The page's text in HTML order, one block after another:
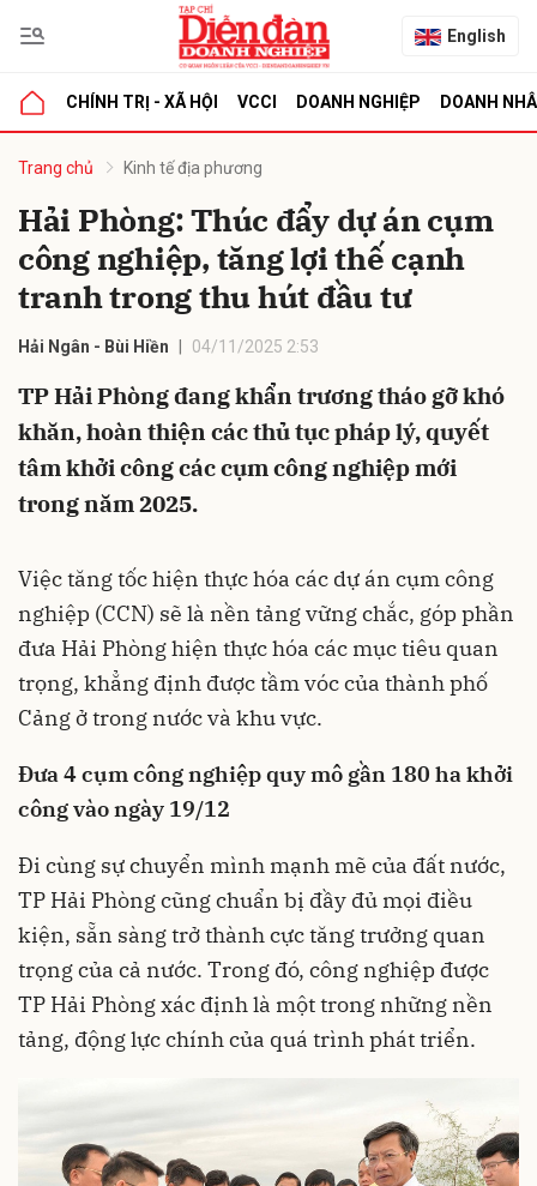
English
CHÍNH TRỊ - XÃ HỘI VCCI DOANH NGHIỆP DOANH
Trang chủ Kinh tế địa phương
Hải Phòng: Thúc đẩy dự án cụm
công nghiệp, tăng lợi thế cạnh
tranh trong thu hút đầu tư
Hải Ngân - Bùi Hiền 04/11/2025 2:53
TP Hải Phòng đang khẩn trương tháo gỡ khó
khăn, hoàn thiện các thủ tục pháp lý, quyết
tâm khởi công các cụm công nghiệp mới
trong năm 2025.
Việc tăng tốc hiện thực hóa các dự án cụm công
nghiệp (CCN) sẽ là nền tảng vững chắc, góp phần
đưa Hải Phòng hiện thực hóa các mục tiêu quan
trọng, khẳng định được tầm vóc của thành phố
Cảng ở trong nước và khu vực.
Đưa 4 cụm công nghiệp quy mô gần 180 ha khởi
công vào ngày 19/12
Đi cùng sự chuyển mình mạnh mẽ của đất nước,
TP Hải Phòng cũng chuẩn bị đầy đủ mọi điều
kiện, sẵn sàng trở thành cực tăng trưởng quan
trọng của cả nước. Trong đó, công nghiệp được
TP Hải Phòng xác định là một trong những nền
tảng, động lực chính của quá trình phát triển.
luận
Hủy